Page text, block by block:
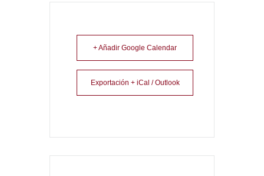
+ Añadir Google Calendar
Exportación + iCal / Outlook